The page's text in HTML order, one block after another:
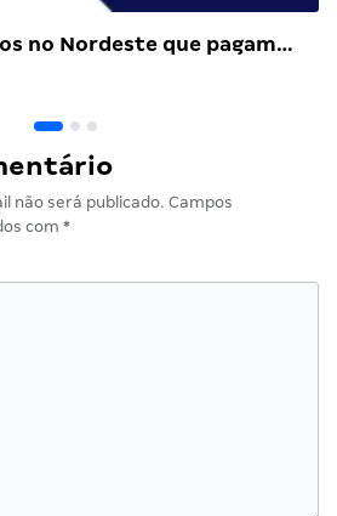
no Nordeste que pagam…
não será publicado. Campos
com *